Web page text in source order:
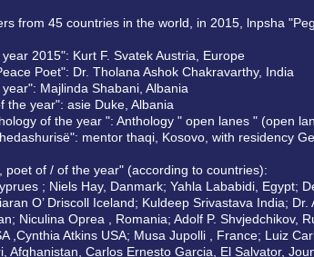
from 45 countries in the world, in 2015, lnpsha
2015": Kurt F. Svatek Austria, Europe
Poet": Dr. Tholana Ashok Chakravarthy, India
Majlinda Shabani, Albania
the year": asie Duke, Albania
of the year ": Anthology " open lanes " (open
mentor thaqi, Kosovo, with residency
poet of / of the year" (according to countries):
; Niels Hay, Danmark; Yahla Lababidi, Egypt;
O’ Driscoll Iceland; Kuldeep Srivastava India;
Niculina Oprea , Romania; Adolf P. Shvjedchikov,
,Cynthia Atkins USA; Musa Jupolli , France; Luiz
Afghanistan, Carlos Ernesto Garcia, El Salvator,